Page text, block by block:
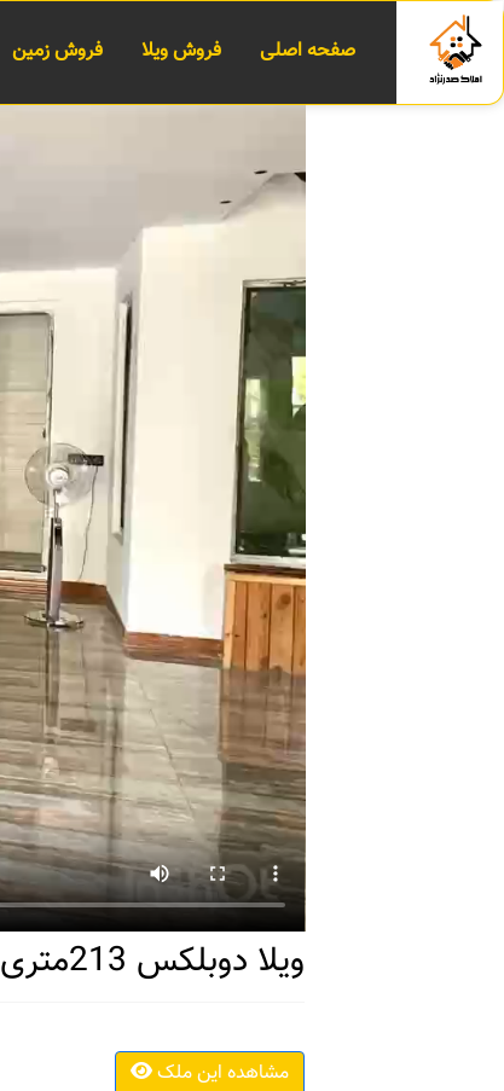
صفحه اصلی فروش ویلا فروش زمین
ویلا دوبلکس 213متری ساحلی سرخرود منطقه درویش آباد
مشاهده این ملک